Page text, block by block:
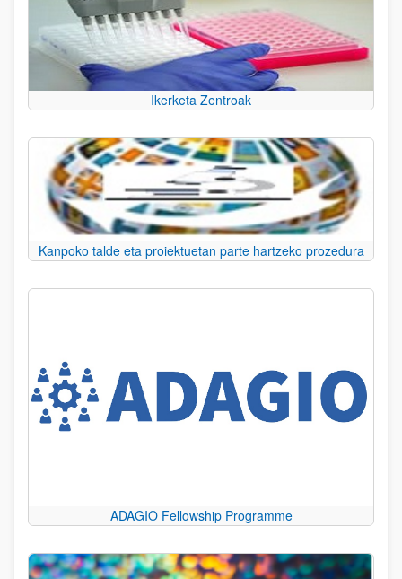
Ikerketa Zentroak
Kanpoko talde eta proiektuetan parte hartzeko prozedura
ADAGIO Fellowship Programme